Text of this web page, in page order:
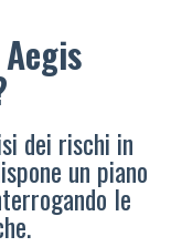
dei rischi in
un piano
le